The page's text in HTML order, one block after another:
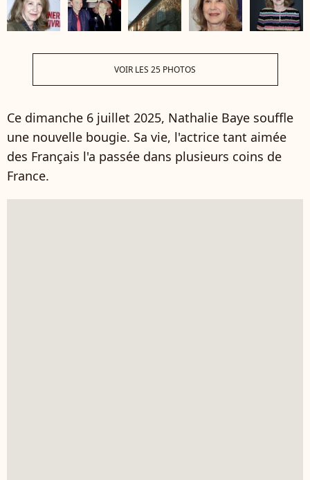
VOIR LES 25 PHOTOS
Ce dimanche 6 juillet 2025, Nathalie Baye souffle
une nouvelle bougie. Sa vie, l'actrice tant aimée
des Français l'a passée dans plusieurs coins de
France.